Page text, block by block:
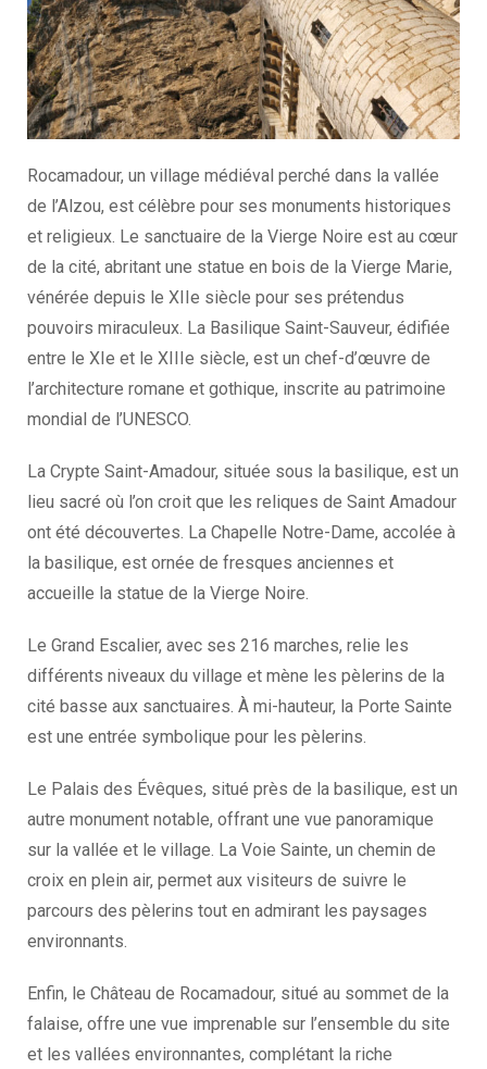
Rocamadour, un village médiéval perché dans la vallée
de l’Alzou, est célèbre pour ses monuments historiques
et religieux. Le sanctuaire de la Vierge Noire est au cœur
de la cité, abritant une statue en bois de la Vierge Marie,
vénérée depuis le XIIe siècle pour ses prétendus
pouvoirs miraculeux. La Basilique Saint-Sauveur, édifiée
entre le XIe et le XIIIe siècle, est un chef-d’œuvre de
l’architecture romane et gothique, inscrite au patrimoine
mondial de l’UNESCO.
La Crypte Saint-Amadour, située sous la basilique, est un
lieu sacré où l’on croit que les reliques de Saint Amadour
ont été découvertes. La Chapelle Notre-Dame, accolée à
la basilique, est ornée de fresques anciennes et
accueille la statue de la Vierge Noire.
Le Grand Escalier, avec ses 216 marches, relie les
différents niveaux du village et mène les pèlerins de la
cité basse aux sanctuaires. À mi-hauteur, la Porte Sainte
est une entrée symbolique pour les pèlerins.
Le Palais des Évêques, situé près de la basilique, est un
autre monument notable, offrant une vue panoramique
sur la vallée et le village. La Voie Sainte, un chemin de
croix en plein air, permet aux visiteurs de suivre le
parcours des pèlerins tout en admirant les paysages
environnants.
Enfin, le Château de Rocamadour, situé au sommet de la
falaise, offre une vue imprenable sur l’ensemble du site
et les vallées environnantes, complétant la riche